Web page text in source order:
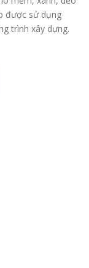
được sử dụng
trình xây dựng.